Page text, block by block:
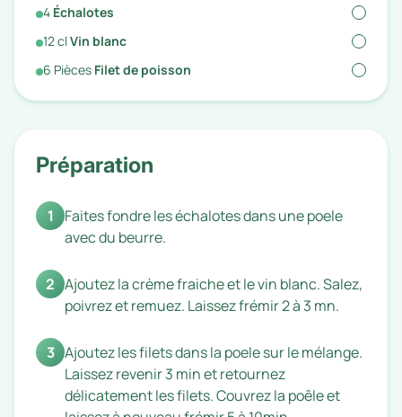
4 Échalotes
12clVin blanc
6 Pièces Filet de poisson
Préparation
1
Faites fondre les échalotes dans une poele
avec du beurre.
2 Ajoutez la crème fraiche et le vin blanc. Salez,
poivrez et remuez. Laissez frémir 2 à 3 mn.
3 Ajoutez les filets dans la poele sur le mélange.
Laissez revenir 3 min et retournez
délicatement les filets. Couvrez la poêle et